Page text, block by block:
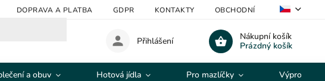
DOPRAVA A PLATBA GDPR KONTAKTY OBCHODNÍ PODMÍNKY
Nákupní košík
Prázdný košík
Přihlášení
a obuv Hotová jídla Pro mazlíčky Výprodej